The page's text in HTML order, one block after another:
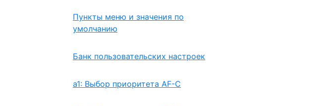
Пункты меню и значения по
умолчанию
Банк пользовательских настроек
a1: Выбор приоритета AF-C